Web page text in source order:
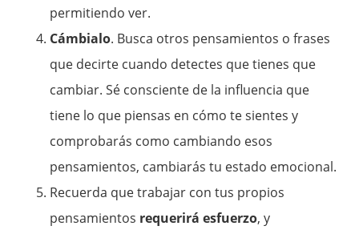
permitiendo ver.
Cámbialo. Busca otros pensamientos o frases
que decirte cuando detectes que tienes que
cambiar. Sé consciente de la influencia que
tiene lo que piensas en cómo te sientes y
comprobarás como cambiando esos
pensamientos, cambiarás tu estado emocional.
Recuerda que trabajar con tus propios
pensamientos requerirá esfuerzo, y